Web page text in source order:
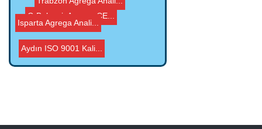
Afyonkarahisar Agreg...
Aydın ISO 9001 Kali...